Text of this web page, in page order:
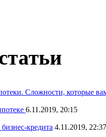
Сложности, которые
6.11.2019, 20:15
кредита 4.11.2019, 22:37